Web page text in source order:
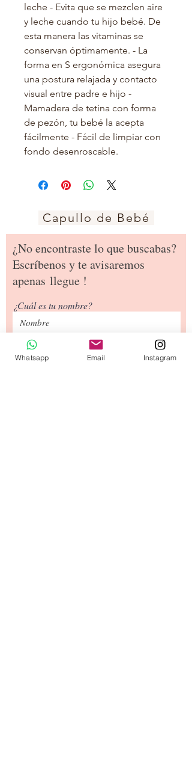
leche - Evita que se mezclen aire
y leche cuando tu hijo bebé. De
esta manera las vitaminas se
conservan óptimamente. - La
forma en S ergonómica asegura
una postura relajada y contacto
visual entre padre e hijo -
Mamadera de tetina con forma
de pezón, tu bebé la acepta
fácilmente - Fácil de limpiar con
fondo desenroscable.
Capullo de Bebé
¿No encontraste lo que buscabas?
Escríbenos y te avisaremos
apenas llegue !
¿Cuál es tu nombre?
¿Cuál es tu dirección de email?
Whatsapp Email Instagram